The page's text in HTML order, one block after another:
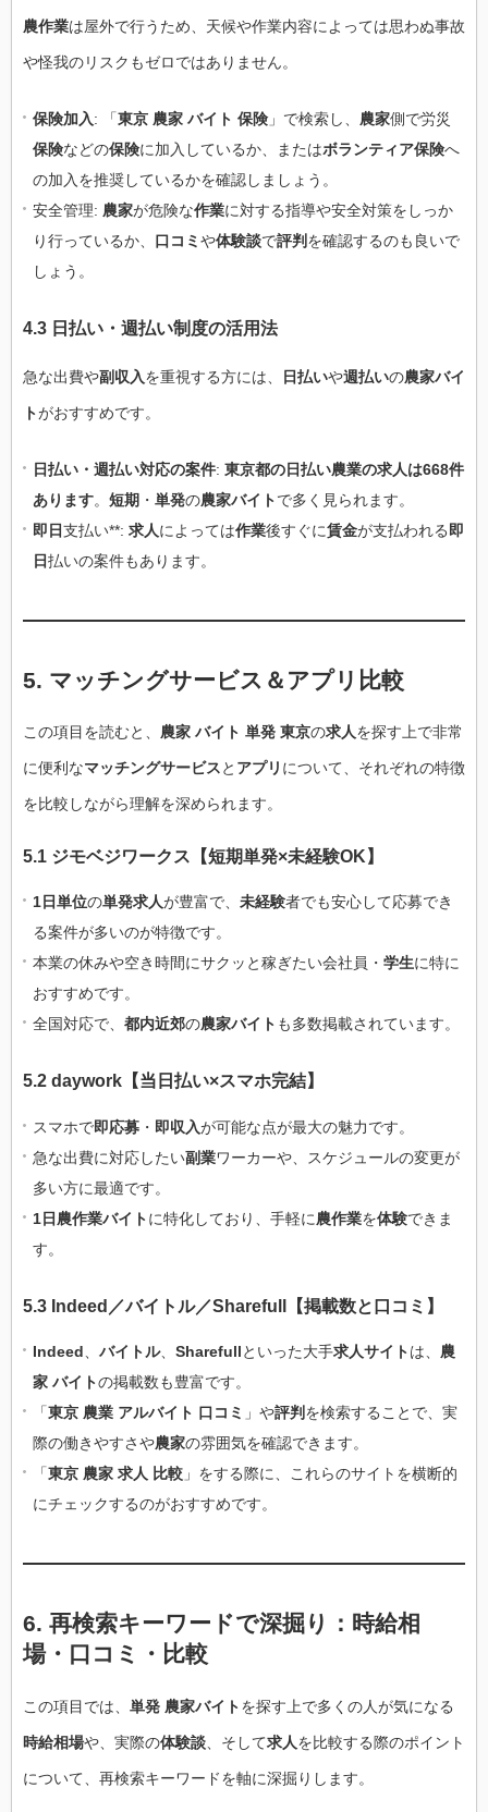
農作業は屋外で行うため、天候や作業内容によっては思わぬ事故
や怪我のリスクもゼロではありません。
保険加入: 「東京 農家 バイト 保険 」で検索し、 農家側で労災
保険などの保険に加入しているか、またはボランティア保険へ
の加入を推奨しているかを確認しましょう。
安全管理: 農家が危険な作業に対する指導や安全対策をしっか
り行っているか、 口コミや体験談で評判 を確認するのも良いで
しょう。
4.3 日払い・週払い制度の活用法
急な出費や副収入を重視する方には、 日払いや週払いの農家バイ
トがおすすめです。
日払い・週払い対応の案件: 東京都の日払い農業の求人は668件
あります。 短期 ・ 単発の農家バイトで多く見られます。
即日支払い**: 求人によっては作業後すぐに賃金が支払われる 即
日払いの案件もあります。
5. マッチングサービス＆アプリ比較
この項目を読むと、 農家 バイト 単発 東京の求人を探す上で非常
に便利なマッチングサービスと アプリ について、それぞれの特徴
を比較しながら理解を深められます。
5.1 ジモベジワークス【短期単発×未経験OK】
1日単位の単発求人が豊富で、 未経験者でも安心して応募でき
る案件が多いのが特徴です。
本業の休みや空き時間にサクッと稼ぎたい会社員・ 学生に特に
おすすめです。
全国対応で、 都内近郊の農家バイト も多数掲載されています。
5.2 daywork【当日払い×スマホ完結】
スマホで即応募 ・ 即収入が可能な点が最大の魅力です。
急な出費に対応したい副業ワーカーや、スケジュールの変更が
多い方に最適です。
1日農作業バイトに特化しており、手軽に農作業を体験できま
す。
5.3 Indeed／バイトル／Sharefull【掲載数と口コミ】
Indeed バイトル、 Sharefullといった大手求人サイトは、 農
家 バイトの掲載数も豊富です。
「東京 農業 アルバイト 口コミ 」や評判 を検索することで、実
際の働きやすさや農家の雰囲気を確認できます。
「東京 農家 求人 比較 」をする際に、これらのサイトを横断的
にチェックするのがおすすめです。
6. 再検索キーワードで深掘り：時給相
場・口コミ・比較
この項目では、 単発 農家バイトを探す上で多くの人が気になる
時給相場や、実際の体験談 、そして求人を比較する際のポイント
について、再検索キーワードを軸に深掘りします。